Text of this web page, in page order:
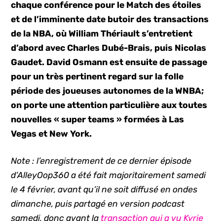
chaque conférence pour le Match des étoiles
et de l’imminente date butoir des transactions
de la NBA, où William Thériault s’entretient
d’abord avec Charles Dubé-Brais, puis Nicolas
Gaudet. David Osmann est ensuite de passage
pour un très pertinent regard sur la folle
période des joueuses autonomes de la WNBA;
on porte une attention particulière aux toutes
nouvelles « super teams » formées à Las
Vegas et New York.
Note : l’enregistrement de ce dernier épisode
d’AlleyOop360 a été fait majoritairement samedi
le 4 février, avant qu’il ne soit diffusé en ondes
dimanche, puis partagé en version podcast
samedi, donc avant la transaction qui a vu Kyrie